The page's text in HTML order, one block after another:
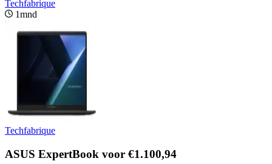
Techfabrique
1mnd
Techfabrique
ASUS ExpertBook voor €1.100,94